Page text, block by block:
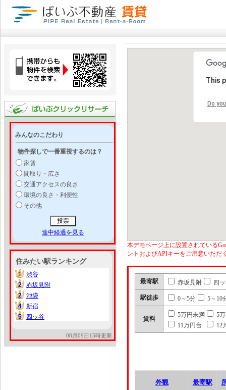
みんなのこだわり
物件探しで一番重視するのは？
家賃
間取り・広さ
交通アクセスの良さ
環境の良さ・利便性
その他
途中経過を見る
住みたい駅ランキング
1
1
渋谷
2
2
赤坂見附
2
2
池袋
4
4
新宿
5
5 四ッ谷
08月09日15時更新
This
Do
本デモページ上に設置されている
ントおよびAPIキーをご用意いただ
最寄駅 赤坂見附 四
駅徒歩 0～5分 5～10
賃料
5万円未満
5
11万円台
12
外観 最寄駅